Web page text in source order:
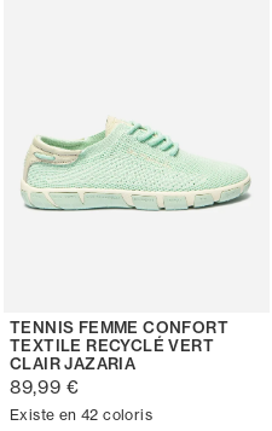
TENNIS FEMME CONFORT
TEXTILE RECYCLÉ VERT
CLAIR JAZARIA
89,99 €
Existe en 42 coloris